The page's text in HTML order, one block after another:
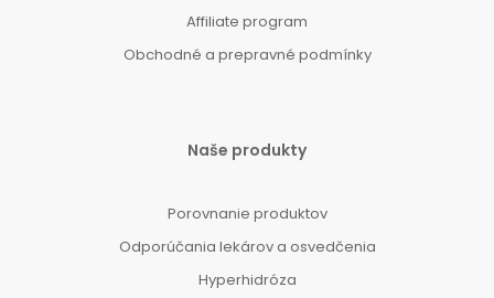
Affiliate program
Obchodné a prepravné podmínky
Naše produkty
Porovnanie produktov
Odporúčania lekárov a osvedčenia
Hyperhidróza